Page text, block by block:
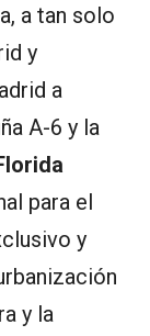
a tan solo
y
a
A-6 y la
para el
y
y la